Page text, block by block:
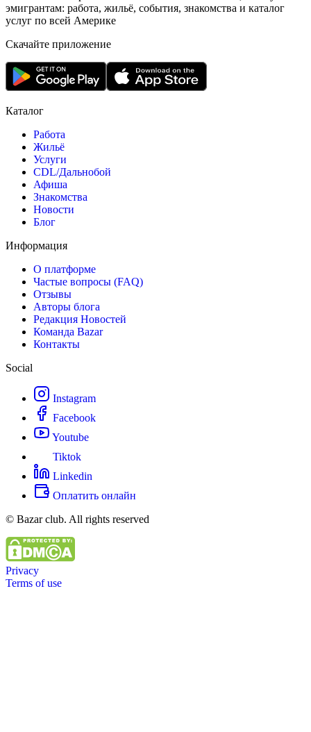
эмигрантам: работа, жильё, события, знакомства и каталог
услуг по всей Америке
Скачайте приложение
Каталог
Работа
Жильё
Услуги
CDL/Дальнобой
Афиша
Знакомства
Новости
Блог
Информация
О платформе
Частые вопросы (FAQ)
Отзывы
Авторы блога
Редакция Новостей
Команда Bazar
Контакты
Social
Instagram
Facebook
Youtube
Tiktok
Linkedin
Оплатить онлайн
© Bazar club. All rights reserved
Privacy
Terms of use